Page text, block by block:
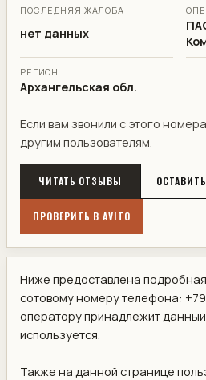
ПОСЛЕДНЯЯ ЖАЛОБА
нет данных
РЕГИОН
Архангельская обл.
Если вам звонили с этого
другим пользователям.
ЧИТАТЬ ОТЗЫВЫ
ПРОВЕРИТЬ В AVITO
Ниже предоставлена
сотовому номеру телефона:
оператору принадлежит
используется.
Также на данной странице